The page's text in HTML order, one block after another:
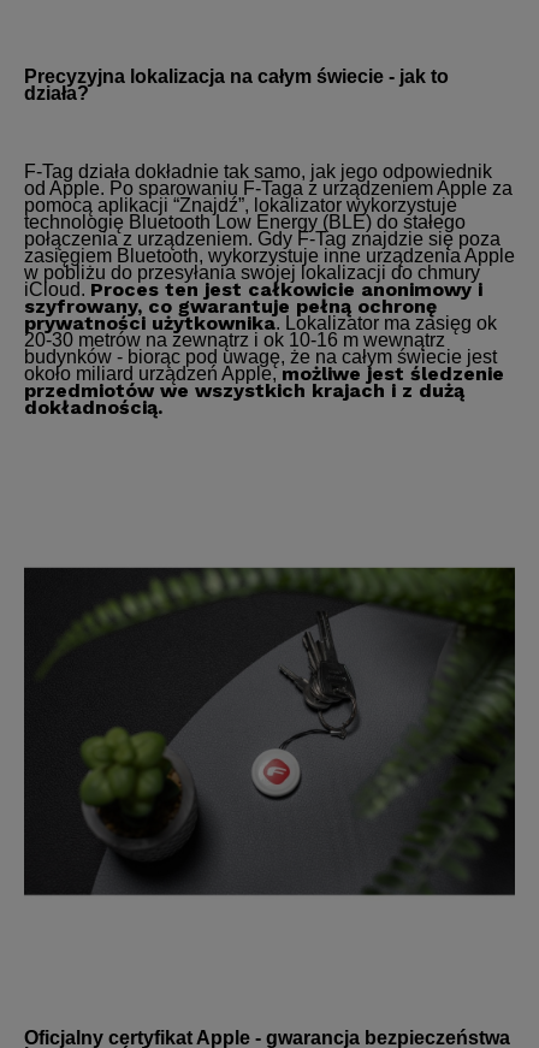
Precyzyjna lokalizacja na całym świecie - jak to
działa?
F-Tag działa dokładnie tak samo, jak jego odpowiednik
od Apple. Po sparowaniu F-Taga z urządzeniem Apple za
pomocą aplikacji “Znajdź”, lokalizator wykorzystuje
technologię Bluetooth Low Energy (BLE) do stałego
połączenia z urządzeniem. Gdy F-Tag znajdzie się poza
zasięgiem Bluetooth, wykorzystuje inne urządzenia Apple
w pobliżu do przesyłania swojej lokalizacji do chmury
iCloud. Proces ten jest całkowicie anonimowy i
szyfrowany, co gwarantuje pełną ochronę
prywatności użytkownika. Lokalizator ma zasięg ok
20-30 metrów na zewnątrz i ok 10-16 m wewnątrz
budynków - biorąc pod uwagę, że na całym świecie jest
około miliard urządzeń Apple,możliwe jest śledzenie
przedmiotów we wszystkich krajach i z dużą
dokładnością.
Oficjalny certyfikat Apple - gwarancja bezpieczeństwa